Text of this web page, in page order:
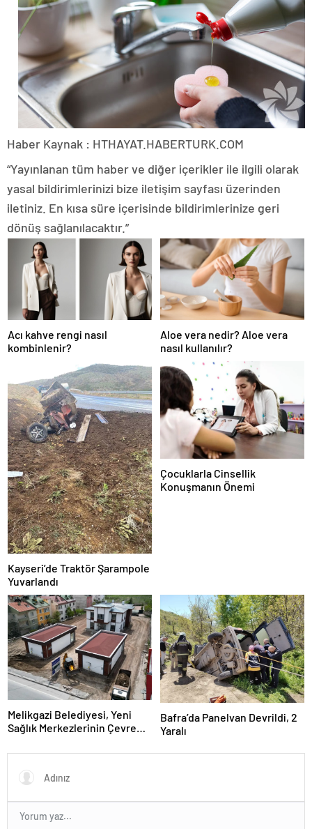
Haber Kaynak : HTHAYAT.HABERTURK.COM
“Yayınlanan tüm haber ve diğer içerikler ile ilgili olarak
yasal bildirimlerinizi bize iletişim sayfası üzerinden
iletiniz. En kısa süre içerisinde bildirimlerinize geri
dönüş sağlanılacaktır.”
Acı kahve rengi nasıl
kombinlenir?
Aloe vera nedir? Aloe vera
nasıl kullanılır?
Kayseri’de Traktör Şarampole
Yuvarlandı
Çocuklarla Cinsellik
Konuşmanın Önemi
Melikgazi Belediyesi, Yeni
Sağlık Merkezlerinin Çevre
Bafra’da Panelvan Devrildi, 2
Yaralı